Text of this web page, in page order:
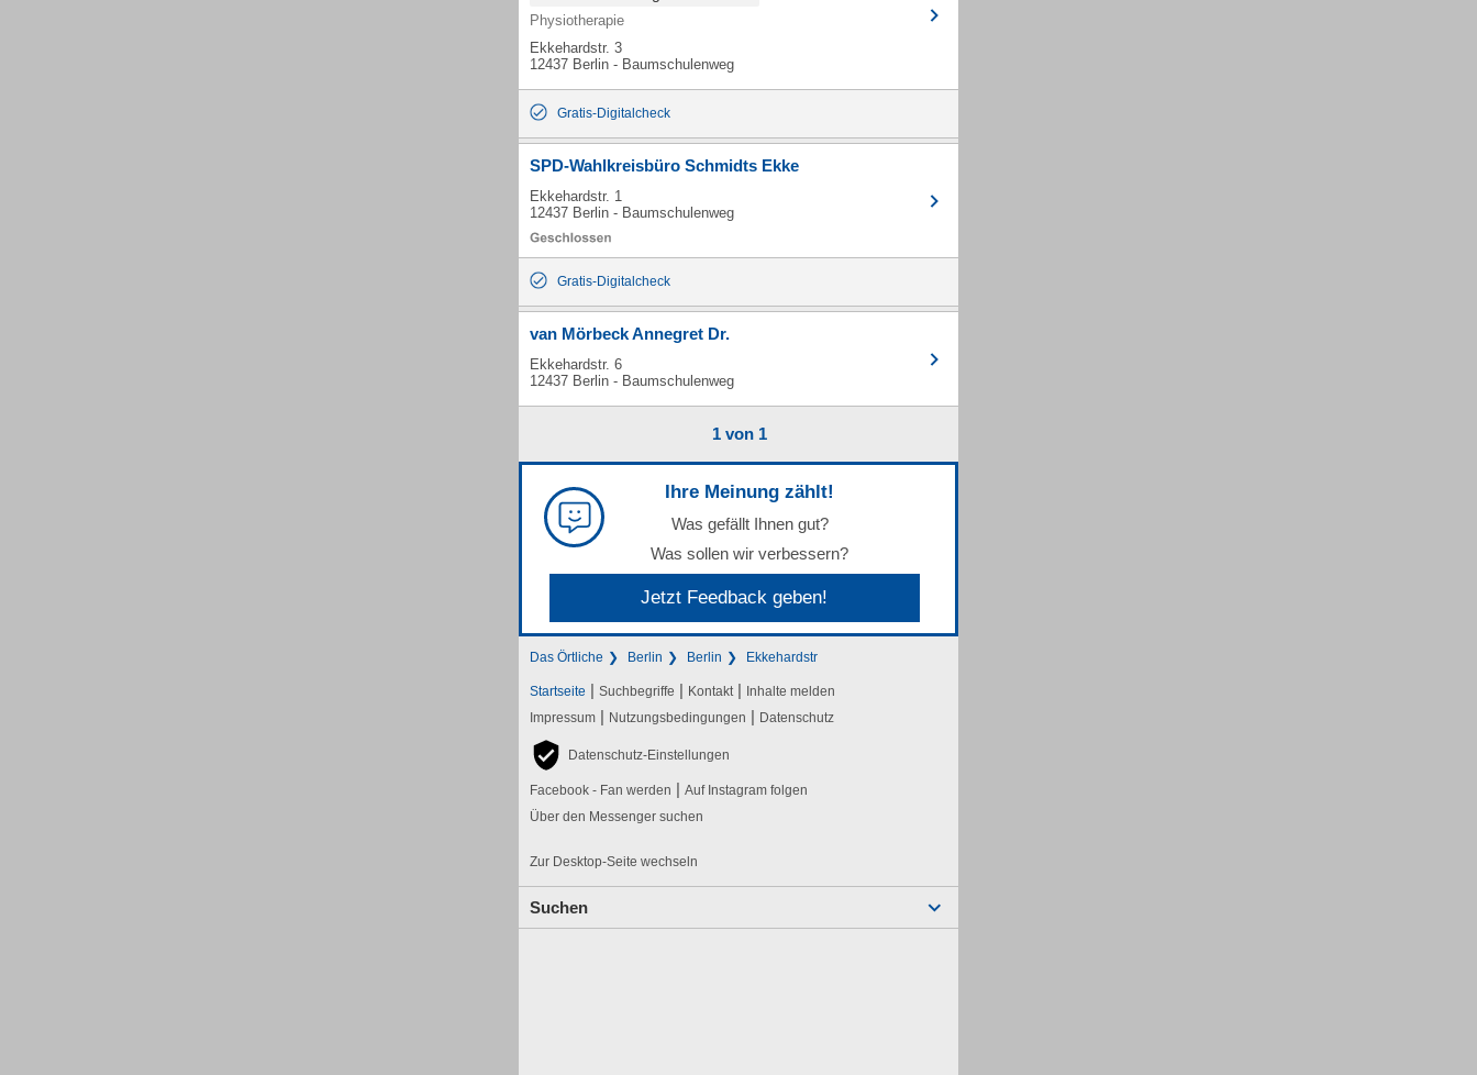
Physiotherapie
Ekkehardstr. 3
12437 Berlin - Baumschulenweg
Gratis-Digitalcheck
SPD-Wahlkreisbüro Schmidts Ekke
Ekkehardstr. 1
12437 Berlin - Baumschulenweg
Gratis-Digitalcheck
van Mörbeck Annegret Dr.
Ekkehardstr. 6
12437 Berlin - Baumschulenweg
1 von 1
Ihre Meinung zählt!
Was gefällt Ihnen gut?
Was sollen wir verbessern?
Jetzt Feedback geben!
Das Örtliche Berlin Berlin Ekkehardstr
Startseite | Suchbegriffe | Kontakt | Inhalte melden
Impressum | Nutzungsbedingungen | Datenschutz
Datenschutz-Einstellungen
Facebook - Fan werden | Auf Instagram folgen
Über den Messenger suchen
Zur Desktop-Seite wechseln
Suchen